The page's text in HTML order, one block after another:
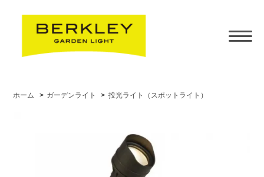
ホーム > ガーデンライト > 投光ライト（スポットライト）